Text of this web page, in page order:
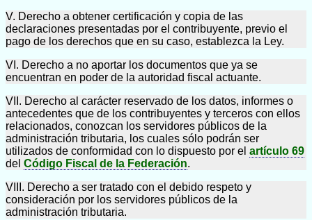
V. Derecho a obtener certificación y copia de las
declaraciones presentadas por el contribuyente, previo el
pago de los derechos que en su caso, establezca la Ley.
VI. Derecho a no aportar los documentos que ya se
encuentran en poder de la autoridad fiscal actuante.
VII. Derecho al carácter reservado de los datos, informes o
antecedentes que de los contribuyentes y terceros con ellos
relacionados, conozcan los servidores públicos de la
administración tributaria, los cuales sólo podrán ser
utilizados de conformidad con lo dispuesto por el artículo 69
del Código Fiscal de la Federación.
VIII. Derecho a ser tratado con el debido respeto y
consideración por los servidores públicos de la
administración tributaria.